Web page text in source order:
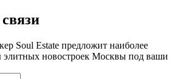
Soul Estate предложит наиболее
элитных новостроек Москвы под ваши